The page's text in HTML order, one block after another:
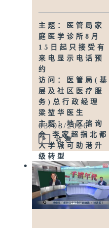
通事务委员会委
员 庄豪锋
主题：加强规管
持牌放债人首阶
段措施实施
访问：融资行业
从业员协会秘书
长 黄尹华
访问：国际家政
服务业持续发展
联会会长 林夏瑶
主题：医管局家
庭医学诊所8月
15日起只接受有
来电显示电话预
约
访问：医管局(基
层及社区医疗服
务)总行政经理
梁堃华医生
主题：地区谘询
会 李家超指北都
大学城可助港升
级转型
访问：立法会教
育事务委员会主
席 刘智鹏
主题：三铁赛失
踪男子 大美督对
03/08/2026
收看